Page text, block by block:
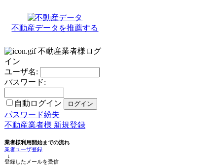
不動産データを推薦する
不動産業者様ログ
イン
ユーザ名:
パスワード:
自動ログイン
パスワード紛失
不動産業者様 新規登録
業者様利用開始までの流れ
業者ユーザ登録
↓
登録したメールを受信